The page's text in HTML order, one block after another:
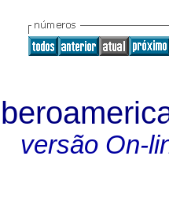
versão On-